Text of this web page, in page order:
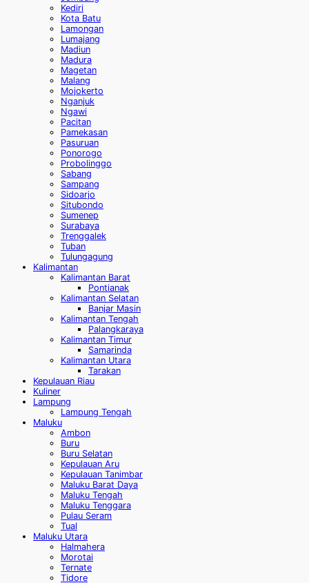
Kediri
Kota Batu
Lamongan
Lumajang
Madiun
Madura
Magetan
Malang
Mojokerto
Nganjuk
Ngawi
Pacitan
Pamekasan
Pasuruan
Ponorogo
Probolinggo
Sabang
Sampang
Sidoarjo
Situbondo
Sumenep
Surabaya
Trenggalek
Tuban
Tulungagung
Kalimantan
Kalimantan Barat
Pontianak
Kalimantan Selatan
Banjar Masin
Kalimantan Tengah
Palangkaraya
Kalimantan Timur
Samarinda
Kalimantan Utara
Tarakan
Kepulauan Riau
Kuliner
Lampung
Lampung Tengah
Maluku
Ambon
Buru
Buru Selatan
Kepulauan Aru
Kepulauan Tanimbar
Maluku Barat Daya
Maluku Tengah
Maluku Tenggara
Pulau Seram
Tual
Maluku Utara
Halmahera
Morotai
Ternate
Tidore